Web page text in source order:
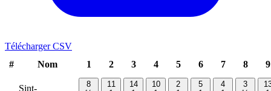
Télécharger CSV
#
Nom 1 2 3 4 5 6 7 8 9
Sint-
8
11
14
10
2
5
4
3